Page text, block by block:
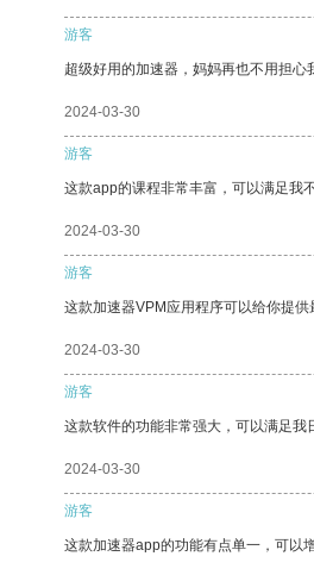
游客
超级好用的加速器，妈妈再也不用担心
2024-03-30
游客
这款app的课程非常丰富，可以满足我
2024-03-30
游客
这款加速器VPM应用程序可以给你提
2024-03-30
游客
这款软件的功能非常强大，可以满足我
2024-03-30
游客
这款加速器app的功能有点单一，可以